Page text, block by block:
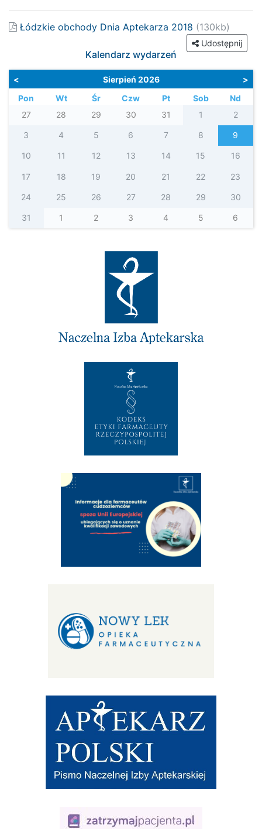
Łódzkie obchody Dnia Aptekarza 2018 (130kb)
Udostępnij
Kalendarz wydarzeń
< Sierpień 2026
>
Pon
Wt Śr Czw Pt Sob
Nd
27
28 29 30 31 1 2
3 4 5 6 7 8 9
10 11 12 13 14 15 16
17 18 19 20 21 22 23
24 25 26 27 28 29 30
31 1 2 3 4 5 6